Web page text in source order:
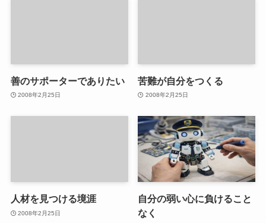
善のサポーターでありたい
2008年2月25日
苦難が自分をつくる
2008年2月25日
人材を見つける境涯
2008年2月25日
自分の弱い心に負けること
なく